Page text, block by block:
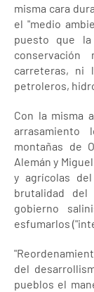
misma cara
el "medio
puesto que
carreteras, ni
petroleros,
Con la misma
montañas de
Alemán y
y agrícolas
brutalidad
gobierno
esfumarlos
del
pueblos el